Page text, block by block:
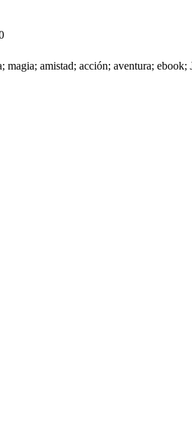
amistad; acción; aventura;